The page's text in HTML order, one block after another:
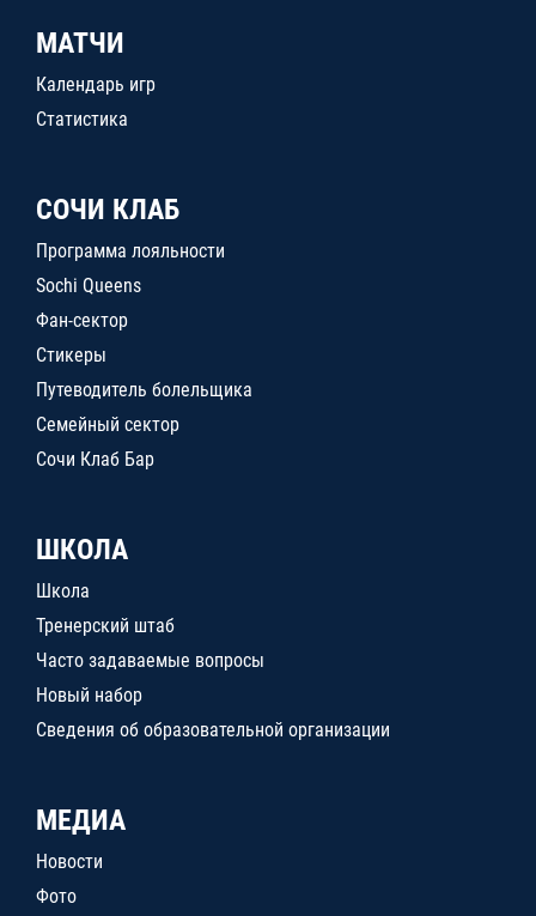
МАТЧИ
Календарь игр
Статистика
СОЧИ КЛАБ
Программа лояльности
Sochi Queens
Фан-сектор
Стикеры
Путеводитель болельщика
Семейный сектор
Сочи Клаб Бар
ШКОЛА
Школа
Тренерский штаб
Часто задаваемые вопросы
Новый набор
Сведения об образовательной организации
МЕДИА
Новости
Фото